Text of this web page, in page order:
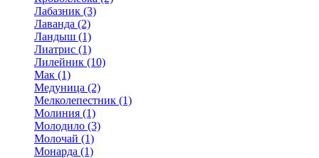
Лабазник (3)
Лаванда (2)
Ландыш (1)
Лиатрис (1)
Лилейник (10)
Мак (1)
Медуница (2)
Мелколепестник (1)
Молиния (1)
Молодило (3)
Молочай (1)
Монарда (1)